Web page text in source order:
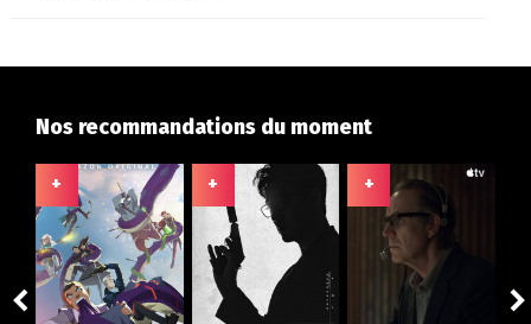
Nos recommandations du moment
+ + +